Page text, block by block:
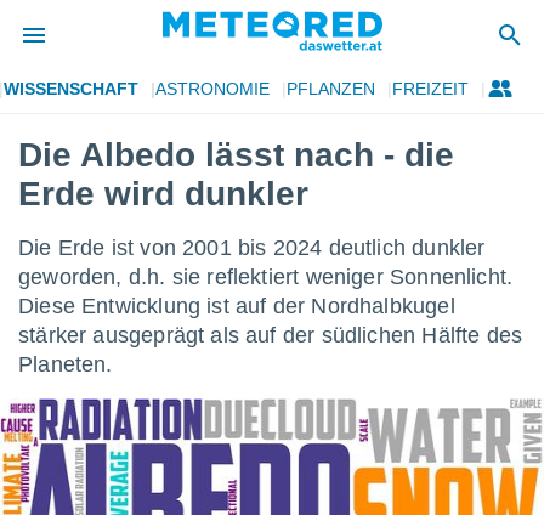
wurde
von
sind.
diese
WISSENSCHAFT ASTRONOMIE PFLANZEN FREIZEIT
Die Albedo lässt nach - die
Erde wird dunkler
Die Erde ist von 2001 bis 2024 deutlich dunkler
geworden, d.h. sie reflektiert weniger Sonnenlicht.
Diese Entwicklung ist auf der Nordhalbkugel
stärker ausgeprägt als auf der südlichen Hälfte des
Planeten.